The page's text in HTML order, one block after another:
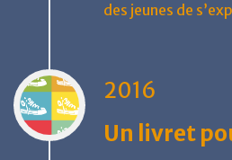
des jeunes de
2016
Un livret